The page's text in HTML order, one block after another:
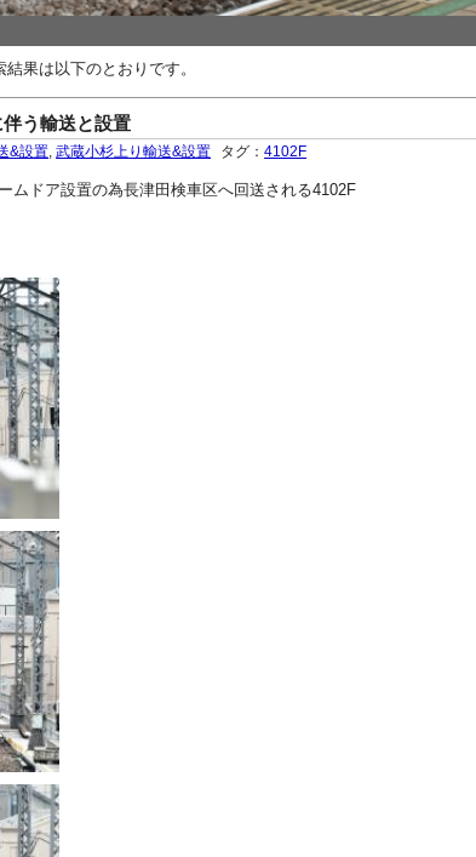
果は以下のとおりです。
う輸送と設置
&設置 ,武蔵小杉上り輸送&設置 タグ：4102F
ムドア設置の為長津田検車区へ回送される4102F